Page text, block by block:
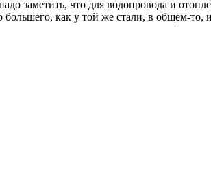
заметить, что для водопровода и
как у той же стали, в общем-то,